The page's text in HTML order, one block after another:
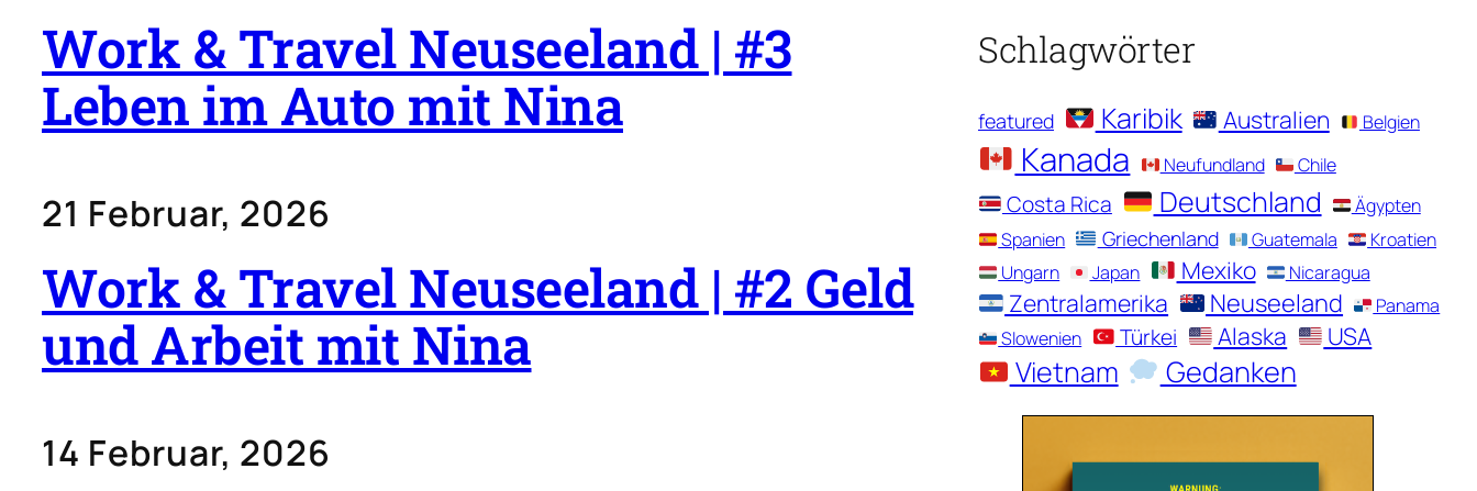
Work & Travel Neuseeland | #3
Leben im Auto mit Nina
21 Februar, 2026
Work & Travel Neuseeland | #2 Geld
und Arbeit mit Nina
14 Februar, 2026
Schlagwörter
featured Karibik Australien Belgien
Kanada Neufundland Chile
Costa Rica Deutschland
Ägypten
Spanien
Griechenland Guatemala
Kroatien
Ungarn
Japan Mexiko Nicaragua
Zentralamerika Neuseeland
Panama
Slowenien
Türkei Alaska USA
Vietnam Gedanken